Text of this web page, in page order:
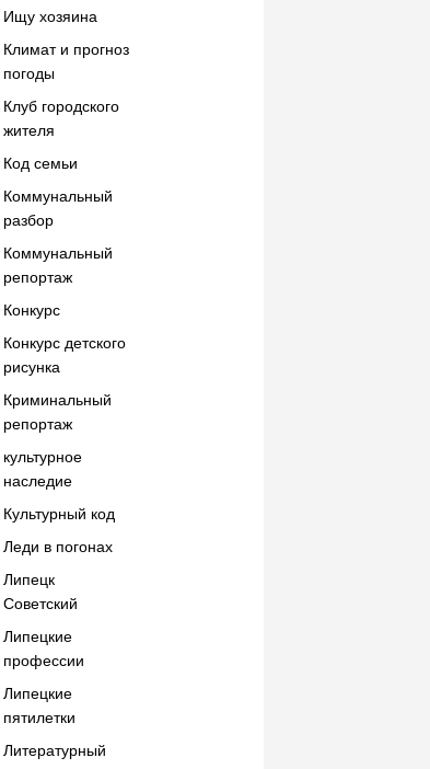
Ищу хозяина
Климат и прогноз
погоды
Клуб городского
жителя
Код семьи
Коммунальный
разбор
Коммунальный
репортаж
Конкурс
Конкурс детского
рисунка
Криминальный
репортаж
культурное
наследие
Культурный код
Леди в погонах
Липецк
Советский
Липецкие
профессии
Липецкие
пятилетки
Литературный